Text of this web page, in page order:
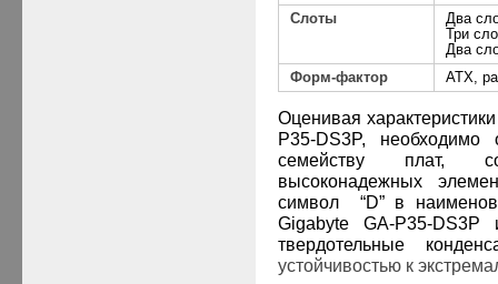
Слоты
Два
Три
Два
Форм-фактор
ATX,
Оценивая
P35-DS3P, необходимо
семейству плат,
высоконадежных
символ “D” в
Gigabyte
GA-P35-DS3P
твердотельные
устойчивостью к